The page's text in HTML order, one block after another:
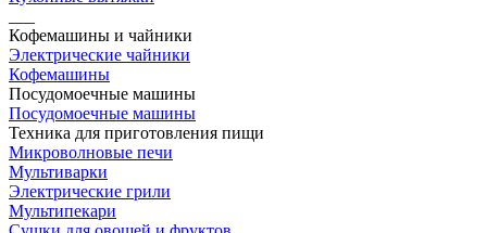
Кофемашины и чайники
Электрические чайники
Кофемашины
Посудомоечные машины
Посудомоечные машины
Техника для приготовления пищи
Микроволновые печи
Мультиварки
Электрические грили
Мультипекари